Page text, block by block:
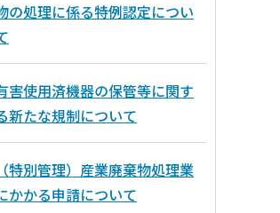
の処理に係る特例認定につい
害使用済機器の保管等に関す
新たな規制について
（特別管理）産業廃棄物処理業
かかる申請について